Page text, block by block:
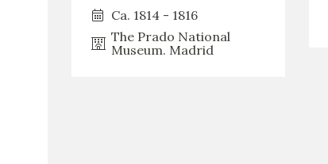
Ca. 1814 - 1816
The Prado National
Museum. Madrid